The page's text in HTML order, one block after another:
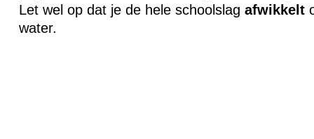
Let wel op dat je de hele schoolslag afwikkelt
water.